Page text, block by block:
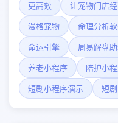
更高效 让宠物门店
漫格宠物 命理分析
命运引擎 周易解盘
养老小程序 陪护小
短剧小程序演示 短